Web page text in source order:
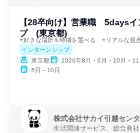
【28卒向け】営業職 5daysイ
プ (東京都)
⭐好きな場所＆時期を選べる ⭐リアルな視
インターンシップ
東京都
2026年8月・9月・10月・11
5日～10日
株式会社サカイ引越セン
生活関連サービス、総合商